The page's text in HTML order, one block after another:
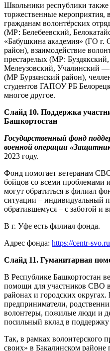
Школьники республики
торжественные мероприятия,
гражданам волонтёрских
(МР: Белебеевский,
«Бабушкина академия» (ГО г.
район), взаимодействие
престарелых (МР:
Мелеузовский, Учалинский
(МР Бурзянский район),
студентов ГАПОУ РБ
многое другое.
Слайд 10. Поддержка
Башкортостан
Государственный фонд
военной операции
2023 году.
Фонд помогает ветеранам
бойцов со всеми проблемами
могут обратиться в филиал
ситуации – индивидуальный
обратившемуся – с заботой и
В г. Уфе есть филиал фонда.
Адрес фонда: https://centr-
Слайд 11. Гуманитарная
В Республике Башкортостан
помощи для участников СВО
районах и городских
предприниматели,
волонтеры, пожилые люди и
посильный вклад в
Так, в рамках волонтерского
своих» в Бакалинском районе